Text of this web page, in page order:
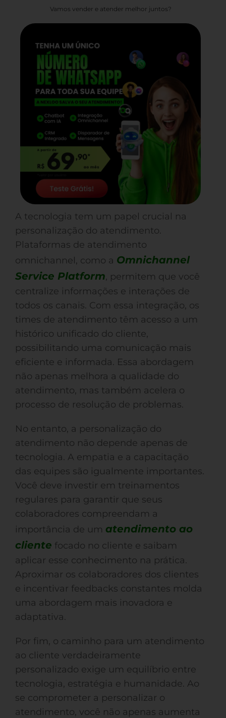
Vamos vender e atender melhor juntos?
A tecnologia tem um papel crucial na
personalização do atendimento.
Plataformas de atendimento
omnichannel, como a Omnichannel
Service Platform, permitem que você
centralize informações e interações de
todos os canais. Com essa integração, os
times de atendimento têm acesso a um
histórico unificado do cliente,
possibilitando uma comunicação mais
eficiente e informada. Essa abordagem
não apenas melhora a qualidade do
atendimento, mas também acelera o
processo de resolução de problemas.
No entanto, a personalização do
atendimento não depende apenas de
tecnologia. A empatia e a capacitação
das equipes são igualmente importantes.
Você deve investir em treinamentos
regulares para garantir que seus
colaboradores compreendam a
importância de um atendimento ao
cliente focado no cliente e saibam
aplicar esse conhecimento na prática.
Aproximar os colaboradores dos clientes
e incentivar feedbacks constantes molda
uma abordagem mais inovadora e
adaptativa.
Por fim, o caminho para um atendimento
ao cliente verdadeiramente
personalizado exige um equilíbrio entre
tecnologia, estratégia e humanidade. Ao
se comprometer a personalizar o
atendimento, você não apenas aumenta